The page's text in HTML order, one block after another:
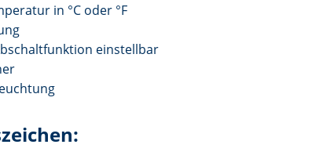
in °C oder °F
einstellbar